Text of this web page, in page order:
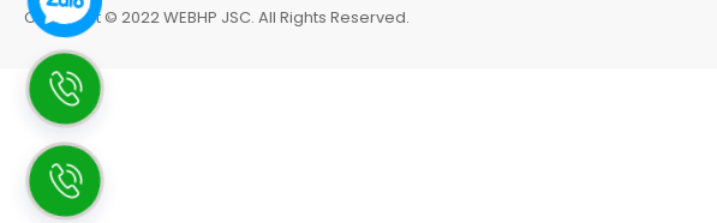
Copyright © 2022WEBHP JSC. All Rights Reserved.